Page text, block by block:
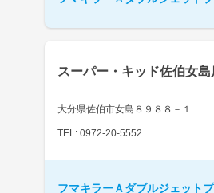
スーパー・キッド佐伯女島
大分県佐伯市女島８９８８－１
TEL: 0972-20-5552
フマキラーＡダブルジェット